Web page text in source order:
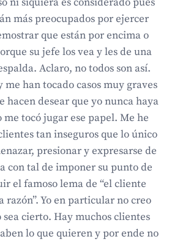
más preocupados por ejercer
que están por encima o
su jefe los vea y les de una
Aclaro, no todos son así.
me han tocado casos muy graves
hacen desear que yo nunca haya
me tocó jugar ese papel. Me he
tan inseguros que lo único
presionar y expresarse de
con tal de imponer su punto de
el famoso lema de “el cliente
razón”. Yo en particular no creo
cierto. Hay muchos clientes
lo que quieren y por ende no